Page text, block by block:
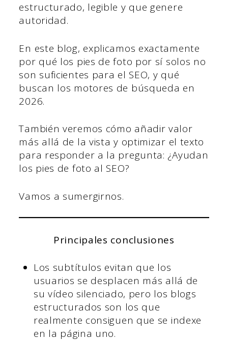
estructurado, legible y que genere
autoridad.
En este blog, explicamos exactamente
por qué los pies de foto por sí solos no
son suficientes para el SEO, y qué
buscan los motores de búsqueda en
2026.
También veremos cómo añadir valor
más allá de la vista y optimizar el texto
para responder a la pregunta: ¿Ayudan
los pies de foto al SEO?
Vamos a sumergirnos.
Principales conclusiones
Los subtítulos evitan que los
usuarios se desplacen más allá de
su vídeo silenciado, pero los blogs
estructurados son los que
realmente consiguen que se indexe
en la página uno.